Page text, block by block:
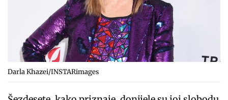
Darla Khazei/INSTARimages